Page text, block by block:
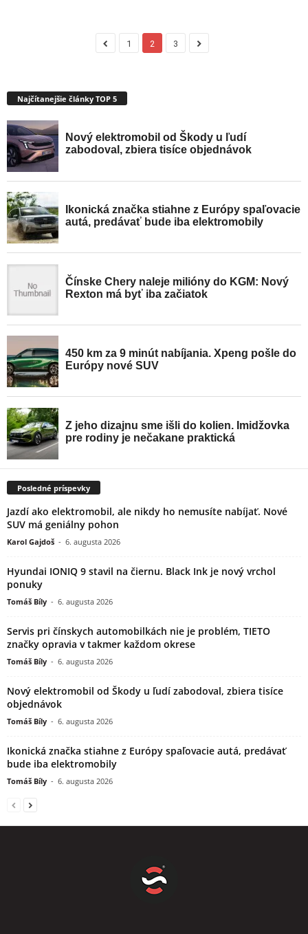
1 2 3
Najčítanejšie články TOP 5
Posledné príspevky
Jazdí ako elektromobil, ale nikdy ho nemusíte nabíjať. Nové
SUV má geniálny pohon
Karol Gajdoš - 6. augusta 2026
Hyundai IONIQ 9 stavil na čiernu. Black Ink je nový vrchol
ponuky
Tomáš Bíly - 6. augusta 2026
Servis pri čínskych automobilkách nie je problém, TIETO
značky opravia v takmer každom okrese
Tomáš Bíly - 6. augusta 2026
Nový elektromobil od Škody u ľudí zabodoval, zbiera tisíce
objednávok
Tomáš Bíly - 6. augusta 2026
Ikonická značka stiahne z Európy spaľovacie autá, predávať
bude iba elektromobily
Tomáš Bíly - 6. augusta 2026